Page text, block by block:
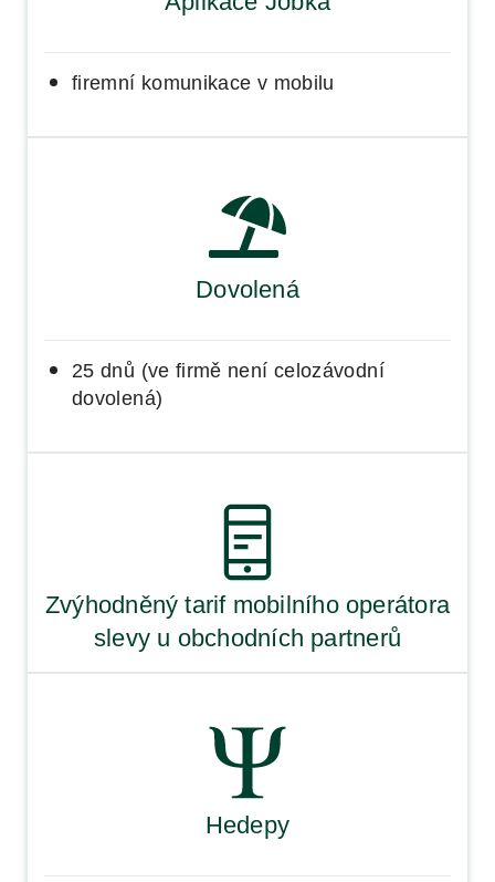
firemní komunikace v mobilu
Dovolená
25 dnů (ve firmě není celozávodní
dovolená)
Zvýhodněný tarif mobilního operátora
slevy u obchodních partnerů
Hedepy